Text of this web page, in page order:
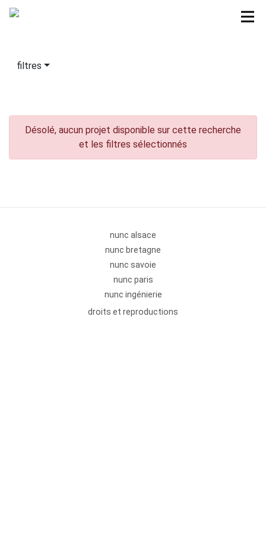
filtres
Désolé, aucun projet disponible sur cette recherche
et les filtres sélectionnés
nunc alsace
nunc bretagne
nunc savoie
nunc paris
nunc ingénierie
droits et reproductions